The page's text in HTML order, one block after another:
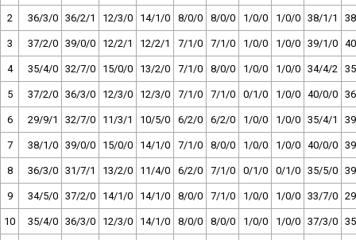
2 36/3/0 36/2/1 12/3/0 14/1/0 8/0/0 8/0/0 1/0/0 1/0/0 38/1/1
3 37/2/0 39/0/0 12/2/1 12/2/1 7/1/0 7/1/0 1/0/0 1/0/0 39/1/0
4 35/4/0 32/7/0 15/0/0 13/2/0 7/1/0 8/0/0 1/0/0 1/0/0 34/4/2
5 37/2/0 36/3/0 12/3/0 12/3/0 7/1/0 7/1/0 0/1/0 1/0/0 40/0/0
6 29/9/1 32/7/0 11/3/1 10/5/0 6/2/0 6/2/0 1/0/0 1/0/0 35/4/1
7 38/1/0 39/0/0 15/0/0 14/1/0 7/1/0 8/0/0 1/0/0 1/0/0 40/0/0
8 36/3/0 31/7/1 13/2/0 11/4/0 6/2/0 7/1/0 0/1/0 0/1/0 35/5/0
9 34/5/0 37/2/0 14/1/0 14/1/0 8/0/0 7/1/0 1/0/0 1/0/0 33/7/0
10 35/4/0 36/3/0 12/3/0 14/1/0 8/0/0 8/0/0 1/0/0 1/0/0 37/3/0